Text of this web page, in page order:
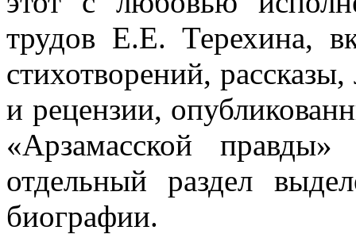
трудов Е.Е. Терехина,
стихотворений,
и рецензии,
«Арзамасской
отдельный раздел
биографии.